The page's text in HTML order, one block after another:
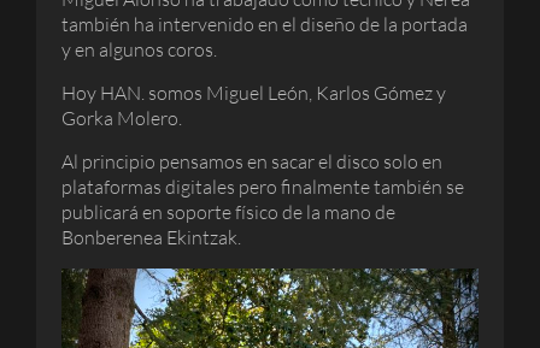
también ha intervenido en el diseño de la portada
y en algunos coros.
Hoy HAN. somos Miguel León, Karlos Gómez y
Gorka Molero.
Al principio pensamos en sacar el disco solo en
plataformas digitales pero finalmente también se
publicará en soporte físico de la mano de
Bonberenea Ekintzak.